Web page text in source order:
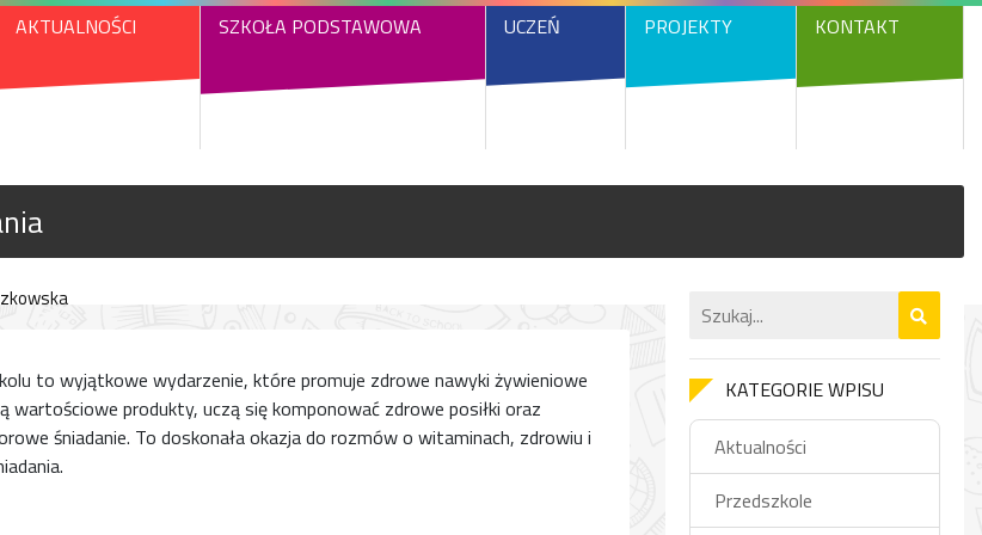
AKTUALNOŚCI SZKOŁA PODSTAWOWA UCZEŃ PROJEKTY KONTAKT
to wyjątkowe wydarzenie, które promuje zdrowe nawyki żywieniowe
wartościowe produkty, uczą się komponować zdrowe posiłki oraz
śniadanie. To doskonała okazja do rozmów o witaminach, zdrowiu i
KATEGORIE WPISU
Aktualności
Przedszkole